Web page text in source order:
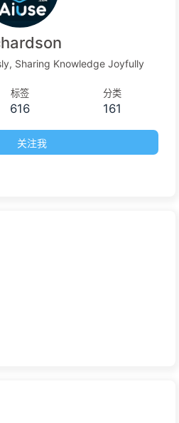
Sharing Knowledge Joyfully
标签
616
分类
161
关注我